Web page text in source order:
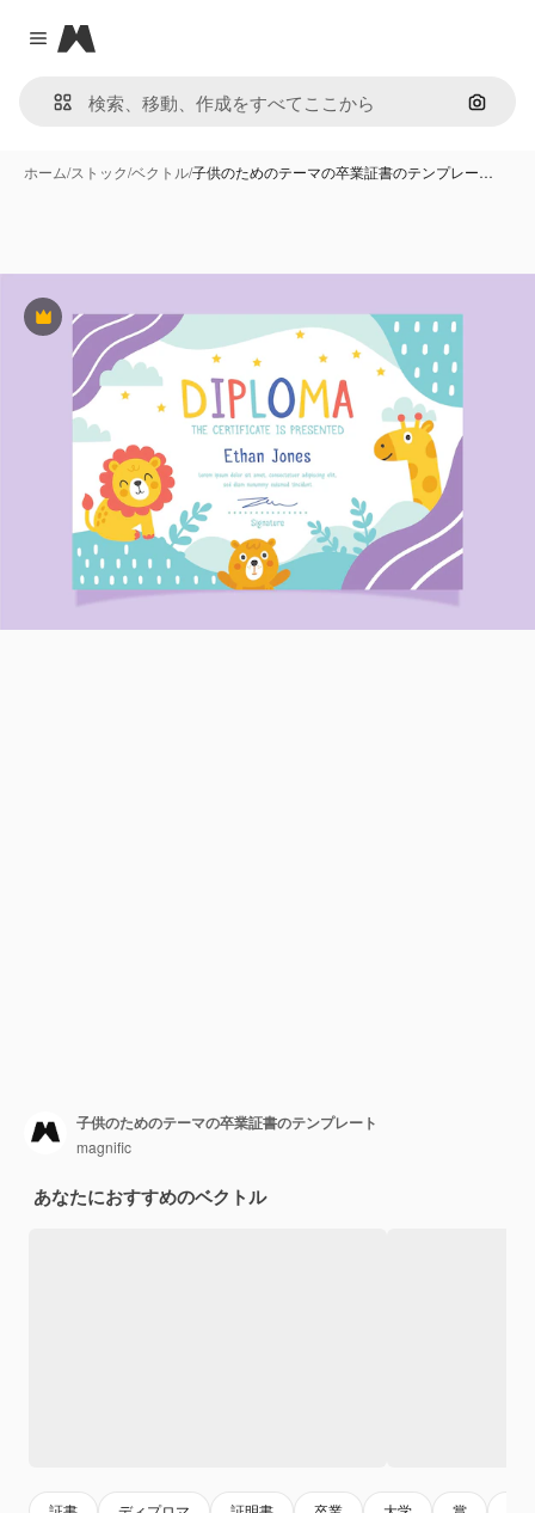
Close menu
Magnific
画像で
ホーム/ストック/ベクトル/子供のためのテーマの卒業証書のテンプレー…
Premium
子供のためのテーマの卒業証書のテンプレート
magnific
あなたにおすすめのベクトル